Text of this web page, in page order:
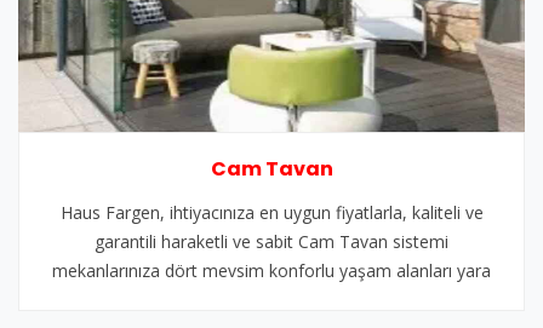
Cam Tavan
Haus Fargen, ihtiyacınıza en uygun fiyatlarla, kaliteli ve
garantili haraketli ve sabit Cam Tavan sistemi
mekanlarınıza dört mevsim konforlu yaşam alanları yara